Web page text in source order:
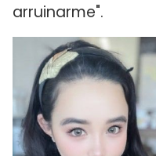
arruinarme".